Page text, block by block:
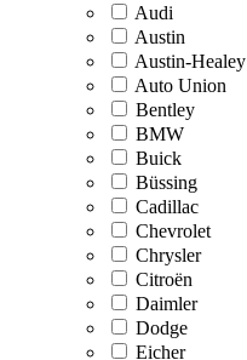
Audi
Austin
Austin-Healey
Auto Union
Bentley
BMW
Buick
Büssing
Cadillac
Chevrolet
Chrysler
Citroën
Daimler
Dodge
Eicher